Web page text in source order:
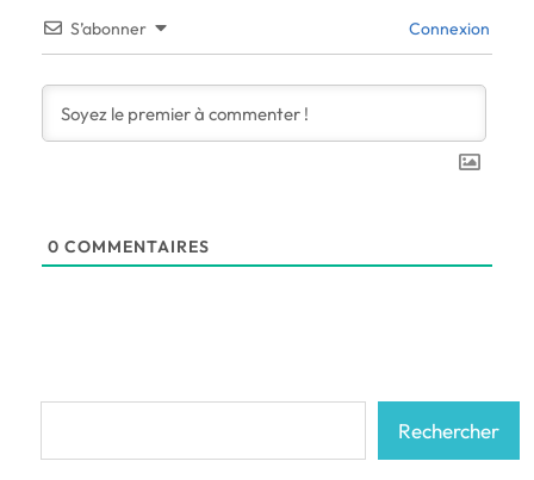
S’abonner Connexion
0 COMMENTAIRES
Rechercher